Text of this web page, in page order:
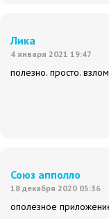
Лика
4 января 2021 19:47
полезно. просто.
Союз апполло
18 декабря 2020 05:36
ополезное